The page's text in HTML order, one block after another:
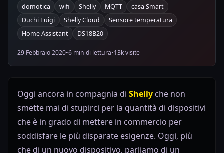
domotica wifi Shelly MQTT
casa Smart
Duchi Luigi
Shelly Cloud
Sensore temperatura
Home Assistant
DS18B20
29 Febbraio 2020•6 min di lettura•13k visite
Oggi ancora in compagnia di Shelly che non
smette mai di stupirci per la quantità di dispositivi
che è in grado di mettere in commercio per
soddisfare le più disparate esigenze. Oggi, più
che di un nuovo dispositivo, parliamo di un